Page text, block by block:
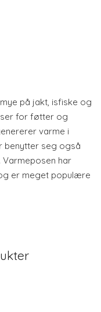
på jakt, isfiske og
for føtter og
varme i
benytter seg også
har
er meget populære